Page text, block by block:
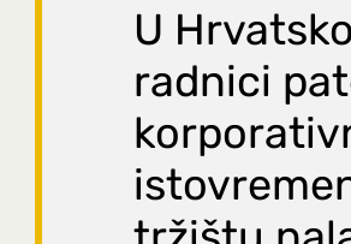
U
radnici